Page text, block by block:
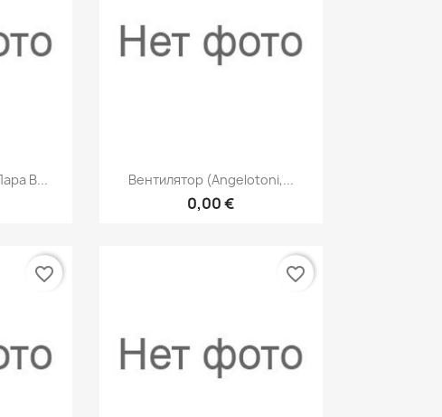
В... Быстрый просмотр
Вентилятор (Angelotoni,...
0,00 €
favorite_border favorite_border